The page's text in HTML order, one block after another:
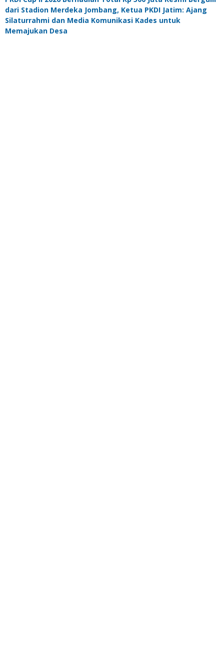
dari Stadion Merdeka Jombang, Ketua PKDI Jatim: Ajang
Silaturrahmi dan Media Komunikasi Kades untuk
Memajukan Desa